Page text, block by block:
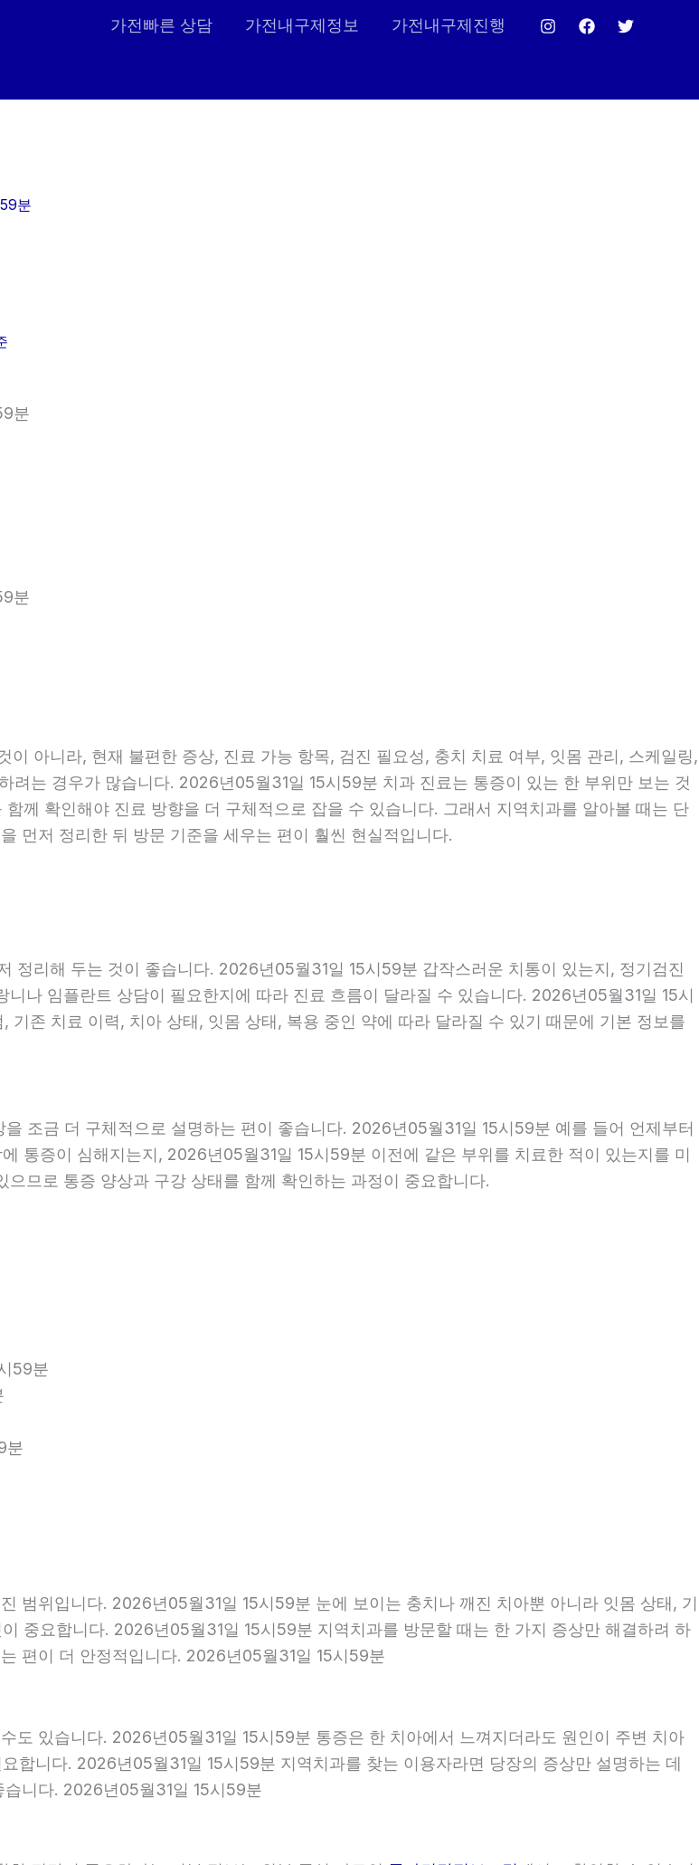
가전빠른 상담 가전내구제정보 가전내구제진행
분
분
분
아니라, 현재 불편한 증상, 진료 가능 항목, 검진 필요성, 충치 치료 여부, 잇몸 관리, 스케일링,
는 경우가 많습니다. 2026년05월31일 15시59분 치과 진료는 통증이 있는 한 부위만 보는 것
께 확인해야 진료 방향을 더 구체적으로 잡을 수 있습니다. 그래서 지역치과를 알아볼 때는 단
먼저 정리한 뒤 방문 기준을 세우는 편이 훨씬 현실적입니다.
정리해 두는 것이 좋습니다. 2026년05월31일 15시59분 갑작스러운 치통이 있는지, 정기검진
나 임플란트 상담이 필요한지에 따라 진료 흐름이 달라질 수 있습니다. 2026년05월31일 15시
존 치료 이력, 치아 상태, 잇몸 상태, 복용 중인 약에 따라 달라질 수 있기 때문에 기본 정보를
조금 더 구체적으로 설명하는 편이 좋습니다. 2026년05월31일 15시59분 예를 들어 언제부터
통증이 심해지는지, 2026년05월31일 15시59분 이전에 같은 부위를 치료한 적이 있는지를 미
므로 통증 양상과 구강 상태를 함께 확인하는 과정이 중요합니다.
59분
분
범위입니다. 2026년05월31일 15시59분 눈에 보이는 충치나 깨진 치아뿐 아니라 잇몸 상태, 기
중요합니다. 2026년05월31일 15시59분 지역치과를 방문할 때는 한 가지 증상만 해결하려 하
편이 더 안정적입니다. 2026년05월31일 15시59분
도 있습니다. 2026년05월31일 15시59분 통증은 한 치아에서 느껴지더라도 원인이 주변 치아
합니다. 2026년05월31일 15시59분 지역치과를 찾는 이용자라면 당장의 증상만 설명하는 데
니다. 2026년05월31일 15시59분